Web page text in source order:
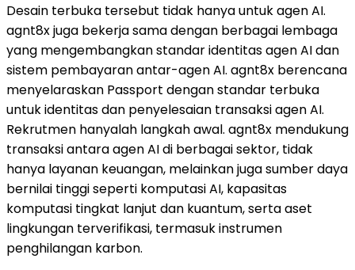
Desain terbuka tersebut tidak hanya untuk agen AI.
agnt8x juga bekerja sama dengan berbagai lembaga
yang mengembangkan standar identitas agen AI dan
sistem pembayaran antar-agen AI. agnt8x berencana
menyelaraskan Passport dengan standar terbuka
untuk identitas dan penyelesaian transaksi agen AI.
Rekrutmen hanyalah langkah awal. agnt8x mendukung
transaksi antara agen AI di berbagai sektor, tidak
hanya layanan keuangan, melainkan juga sumber daya
bernilai tinggi seperti komputasi AI, kapasitas
komputasi tingkat lanjut dan kuantum, serta aset
lingkungan terverifikasi, termasuk instrumen
penghilangan karbon.